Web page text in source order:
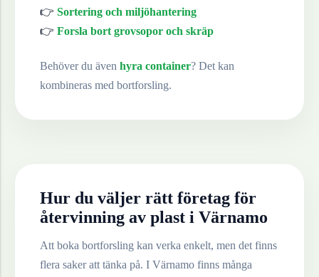
👉 Sortering och miljöhantering
👉 Forsla bort grovsopor och skräp
Behöver du även hyra container? Det kan
kombineras med bortforsling.
Hur du väljer rätt företag för
återvinning av plast i Värnamo
Att boka bortforsling kan verka enkelt, men det finns
flera saker att tänka på. I Värnamo finns många